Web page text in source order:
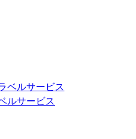
ルサービス